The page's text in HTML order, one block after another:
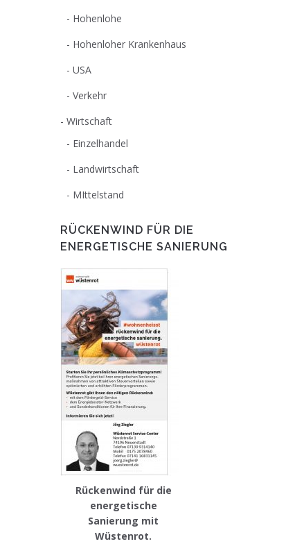
Hohenlohe
Hohenloher Krankenhaus
USA
Verkehr
Wirtschaft
Einzelhandel
Landwirtschaft
MIttelstand
RÜCKENWIND FÜR DIE
ENERGETISCHE SANIERUNG
Rückenwind für die
energetische
Sanierung mit
Wüstenrot.